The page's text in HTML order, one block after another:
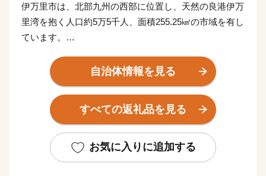
伊万里市は、北部九州の西部に位置し、天然の良港伊万
里湾を抱く人口約5万5千人、面積255.25㎢の市域を有し
ています。
古伊万里や石炭の積出港として栄え、「古伊万里文化」
の香りが漂う焼き物などを市内の随所で見ることができ
る風光明媚なまちです。
かく、とろけるほどの美味しさです。由緒ある枝肉共励
会で多くの賞に輝くなど、伊万里を代表する特産物で
自治体情報を見る
すべての返礼品を見る
お気に入りに追加する